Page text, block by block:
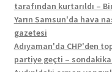
tarafından kurtarıldı –
Yarın Samsun'da hava
gazetesi
Adıyaman'da CHP'den
partiye geçti –